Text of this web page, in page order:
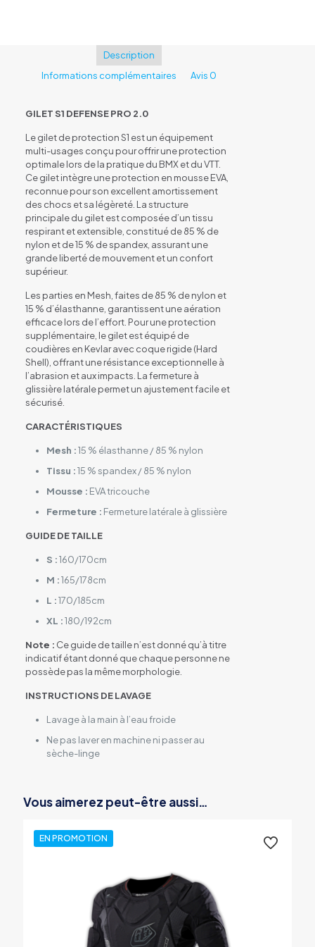
Description
Informations complémentaires
Avis 0
GILET S1 DEFENSE PRO 2.0
Le gilet de protection S1 est un équipement
multi-usages conçu pour offrir une protection
optimale lors de la pratique du BMX et du VTT.
Ce gilet intègre une protection en mousse EVA,
reconnue pour son excellent amortissement
des chocs et sa légèreté. La structure
principale du gilet est composée d’un tissu
respirant et extensible, constitué de 85 % de
nylon et de 15 % de spandex, assurant une
grande liberté de mouvement et un confort
supérieur.
Les parties en Mesh, faites de 85 % de nylon et
15 % d’élasthanne, garantissent une aération
efficace lors de l’effort. Pour une protection
supplémentaire, le gilet est équipé de
coudières en Kevlar avec coque rigide (Hard
Shell), offrant une résistance exceptionnelle à
l’abrasion et aux impacts. La fermeture à
glissière latérale permet un ajustement facile et
sécurisé.
CARACTÉRISTIQUES
Mesh :15 % élasthanne / 85 % nylon
Tissu :15 % spandex / 85 % nylon
Mousse : EVA tricouche
Fermeture : Fermeture latérale à glissière
GUIDE DE TAILLE
S :160/170cm
M :165/178cm
L :170/185cm
XL :180/192cm
Note : Ce guide de taille n’est donné qu’à titre
indicatif étant donné que chaque personne ne
possède pas la même morphologie.
INSTRUCTIONS DE LAVAGE
Lavage à la main à l’eau froide
Ne pas laver en machine ni passer au
sèche-linge
Vous aimerez peut-être aussi…
EN PROMOTION